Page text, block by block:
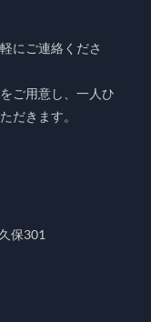
にご連絡くださ
ご用意し、一人ひ
だきます。
保301